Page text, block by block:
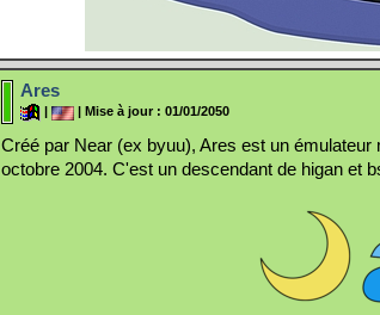
Ares
| Mise à jour : 01/01/2050
Créé par Near (ex byuu), Ares est un
octobre 2004. C'est un descendant de higan et